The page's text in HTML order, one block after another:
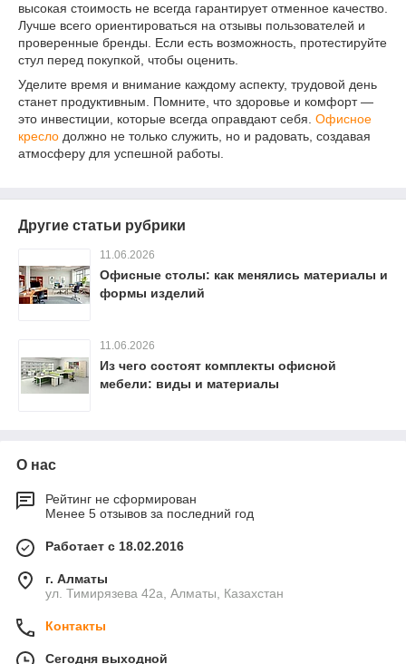
высокая стоимость не всегда гарантирует отменное качество.
Лучше всего ориентироваться на отзывы пользователей и
проверенные бренды. Если есть возможность, протестируйте
стул перед покупкой, чтобы оценить.
Уделите время и внимание каждому аспекту, трудовой день
станет продуктивным. Помните, что здоровье и комфорт —
это инвестиции, которые всегда оправдают себя. Офисное
кресло должно не только служить, но и радовать, создавая
атмосферу для успешной работы.
Другие статьи рубрики
11.06.2026
Офисные столы: как менялись материалы и
формы изделий
11.06.2026
Из чего состоят комплекты офисной
мебели: виды и материалы
О нас
Рейтинг не сформирован
Менее 5 отзывов за последний год
Работает с 18.02.2016
г. Алматы
ул. Тимирязева 42а, Алматы, Казахстан
Контакты
Сегодня выходной